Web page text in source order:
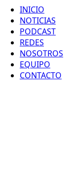
INICIO
NOTICIAS
PODCAST
REDES
NOSOTROS
EQUIPO
CONTACTO